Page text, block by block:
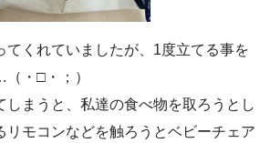
てくれていましたが、1度立てる事を
・□・；）
しまうと、私達の食べ物を取ろうとし
リモコンなどを触ろうとベビーチェア